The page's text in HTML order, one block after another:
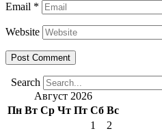
Email *
Website
Search
Август 2026
Пн Вт Ср Чт Пт Сб Вс
1
2